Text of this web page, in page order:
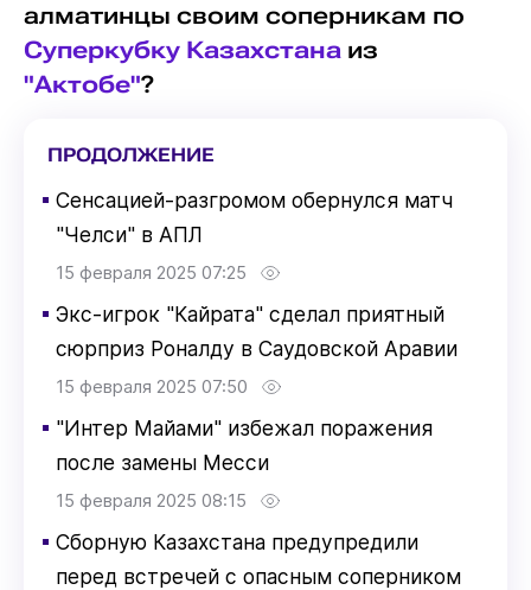
алматинцы своим соперникам по
Суперкубку Казахстанаиз
"Актобе"?
ПРОДОЛЖЕНИЕ
▪ Сенсацией-разгромом обернулся матч
"Челси" в АПЛ
15 февраля 2025 07:25
▪ Экс-игрок "Кайрата" сделал приятный
сюрприз Роналду в Саудовской Аравии
15 февраля 2025 07:50
▪ "Интер Майами" избежал поражения
после замены Месси
15 февраля 2025 08:15
▪ Сборную Казахстана предупредили
перед встречей с опасным соперником